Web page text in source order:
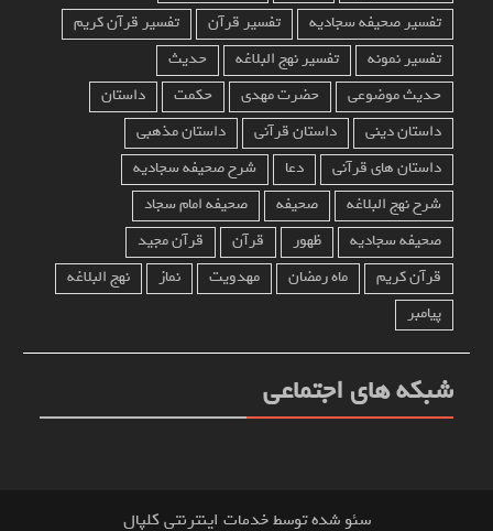
تفسیر صحیفه سجادیه
تفسیر قرآن
تفسیر قرآن کریم
تفسیر نمونه
تفسیر نهج البلاغه
حدیث
حدیث موضوعی
حضرت مهدی حکمت
داستان
داستان دینی
داستان قرآنی
داستان مذهبی
داستان های قرآنی
دعا
شرح صحیفه سجادیه
شرح نهج البلاغه
صحیفه
صحیفه امام سجاد
صحیفه سجادیه
ظهور قرآن
قرآن مجید
قرآن کریم
ماه رمضان مهدویت نماز
نهج البلاغه
پیامبر
شبکه های اجتماعی
سئو شده توسط خدمات اینترنتی کلپال